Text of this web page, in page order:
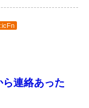
連絡あった